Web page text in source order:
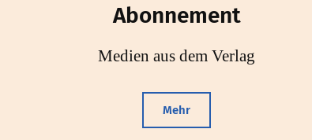
Abonnement
Medien aus dem Verlag
Mehr